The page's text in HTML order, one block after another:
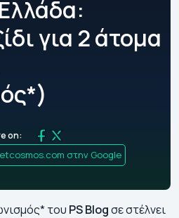
για 2 άτομα
on:
στην Google
του PS Blogσε στέλνει